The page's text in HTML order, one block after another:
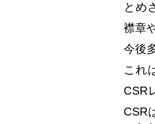
とめ
襟章
今後
これ
CSR
CSR